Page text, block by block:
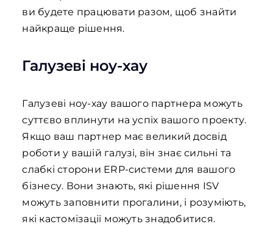
ви будете працювати разом, щоб знайти
найкраще рішення.
Галузеві ноу-хау
Галузеві ноу-хау вашого партнера можуть
суттєво вплинути на успіх вашого проекту.
Якщо ваш партнер має великий досвід
роботи у вашій галузі, він знає сильні та
слабкі сторони ERP-системи для вашого
бізнесу. Вони знають, які рішення ISV
можуть заповнити прогалини, і розуміють,
які кастомізації можуть знадобитися.